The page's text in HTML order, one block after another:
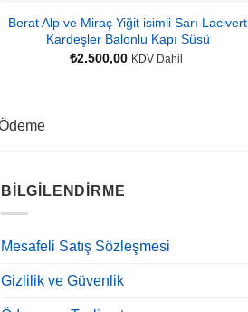
Berat Alp ve Miraç Yiğit isimli Sarı Lacivert
Kardeşler Balonlu Kapı Süsü
₺2.500,00 KDV Dahil
BILGILENDIRME
Mesafeli Satış Sözleşmesi
Gizlilik ve Güvenlik